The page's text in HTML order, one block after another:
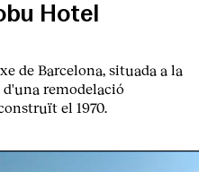
Hotel
de Barcelona, situada a la
d'una remodelació
el 1970.